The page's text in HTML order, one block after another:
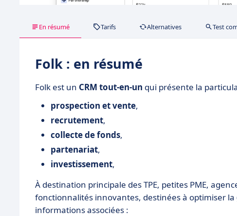
En résumé Tarifs Alternatives Test
Folk : en résumé
Folk est un CRM tout-en-un qui présente la
prospection et vente,
recrutement,
collecte de fonds,
partenariat,
investissement,
À destination principale des TPE, petites PME,
fonctionnalités innovantes, destinées à optimiser la
informations associées :